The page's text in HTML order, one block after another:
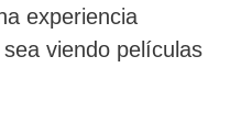
experiencia
viendo películas